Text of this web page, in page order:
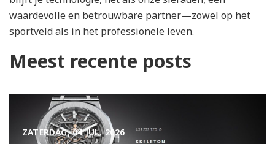
waardevolle en betrouwbare partner—zowel op het
sportveld als in het professionele leven.
Meest recente posts
ZATERDAG, 04 JUL. 2026